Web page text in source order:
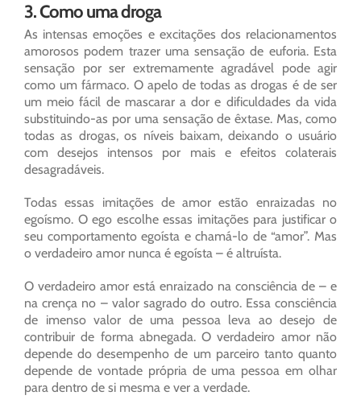
3. Como uma droga
As intensas emoções e excitações dos relacionamentos
amorosos podem trazer uma sensação de euforia. Esta
sensação por ser extremamente agradável pode agir
como um fármaco. O apelo de todas as drogas é de ser
um meio fácil de mascarar a dor e dificuldades da vida
substituindo-as por uma sensação de êxtase. Mas, como
todas as drogas, os níveis baixam, deixando o usuário
com desejos intensos por mais e efeitos colaterais
desagradáveis.
Todas essas imitações de amor estão enraizadas no
egoísmo. O ego escolhe essas imitações para justificar o
seu comportamento egoísta e chamá-lo de “amor”. Mas
o verdadeiro amor nunca é egoísta – é altruísta.
O verdadeiro amor está enraizado na consciência de – e
na crença no – valor sagrado do outro. Essa consciência
de imenso valor de uma pessoa leva ao desejo de
contribuir de forma abnegada. O verdadeiro amor não
depende do desempenho de um parceiro tanto quanto
depende de vontade própria de uma pessoa em olhar
para dentro de si mesma e ver a verdade.